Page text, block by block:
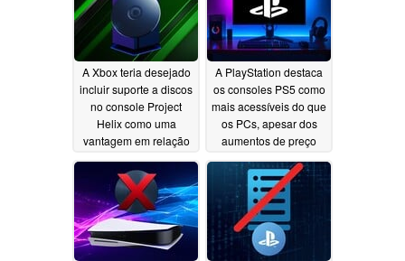
A Xbox teria desejado
incluir suporte a discos
no console Project
Helix como uma
vantagem em relação
ao PS608/01/2026
A PlayStation destaca
os consoles PS5 como
mais acessíveis do que
os PCs, apesar dos
aumentos de preço
08/01/2026